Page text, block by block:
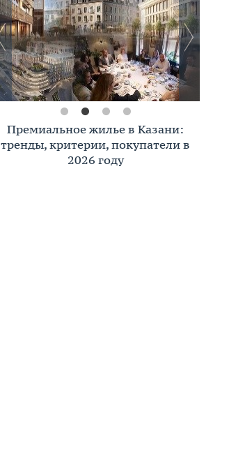
Премиальное жилье в Казани:
тренды, критерии, покупатели в
2026 году